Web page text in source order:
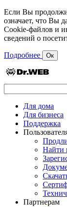
Если Вы
означает, что Вы
Cookie-файлов и
сведений о
Подробнее Ок
Для дома
Для бизнеса
Поддержка
Найти
Партнерам